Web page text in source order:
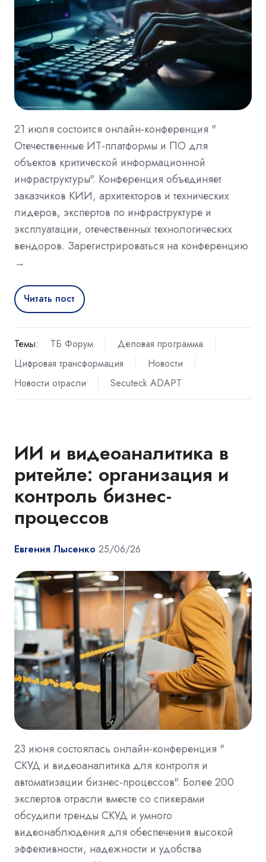
21 июля состоится онлайн-конференция "
Отечественные ИT-платформы и ПО для
объектов критической информационной
инфраструктуры". Конференция объединяет
заказчиков КИИ, архитекторов и технических
лидеров, экспертов по инфраструктуре и
эксплуатации, отечественных технологических
вендоров. Зарегистрироваться на конференцию
→
Читать пост
Темы: ТБ Форум
Деловая программа
Цифровая трансформация
Новости
Новости отрасли
Secuteck ADAPT
ИИ и видеоаналитика в
ритейле: организация и
контроль бизнес-
процессов
Евгения Лысенко 25/06/26
23 июня состоялась онлайн-конференция "
СКУД и видеоаналитика для контроля и
автоматизации бизнес-процессов". Более 200
экспертов отрасли вместе со спикерами
обсудили тренды СКУД и умного
видеонаблюдения для обеспечения высокой
эффективности, надежности и удобства